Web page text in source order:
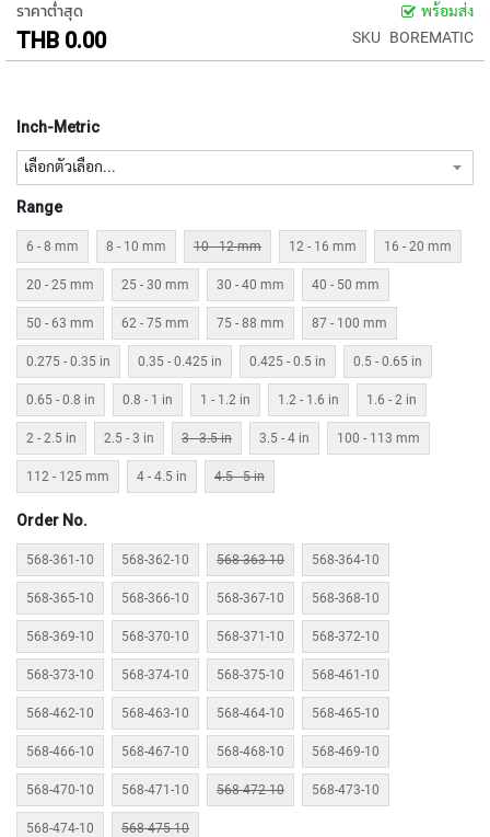
Y
A
A
S
A
L
F
L
U
T
E
D
T
A
P
S
(
F
O
R
T
H
R
O
U
G
H
H
O
L
E
)
ราคาต่ำสุด
THB 0.00
พร้อมส่ง
SKU BOREMATIC
Inch-Metric
Range
6 - 8 mm 8 - 10 mm 10 - 12 mm 12 - 16 mm 16 - 20 mm
20 - 25 mm 25 - 30 mm 30 - 40 mm 40 - 50 mm
50 - 63 mm 62 - 75 mm 75 - 88 mm 87 - 100 mm
0.275 - 0.35 in 0.35 - 0.425 in 0.425 - 0.5 in 0.5 - 0.65 in
0.65 - 0.8 in 0.8 - 1 in 1 - 1.2 in 1.2 - 1.6 in 1.6 - 2 in
2 - 2.5 in 2.5 - 3 in 3 - 3.5 in 3.5 - 4 in 100 - 113 mm
112 - 125 mm 4 - 4.5 in 4.5 - 5 in
Order No.
568-361-10 568-362-10 568-363-10 568-364-10
568-365-10 568-366-10 568-367-10 568-368-10
568-369-10 568-370-10 568-371-10 568-372-10
568-373-10 568-374-10 568-375-10 568-461-10
568-462-10 568-463-10 568-464-10 568-465-10
568-466-10 568-467-10 568-468-10 568-469-10
568-470-10 568-471-10 568-472-10 568-473-10
568-474-10 568-475-10